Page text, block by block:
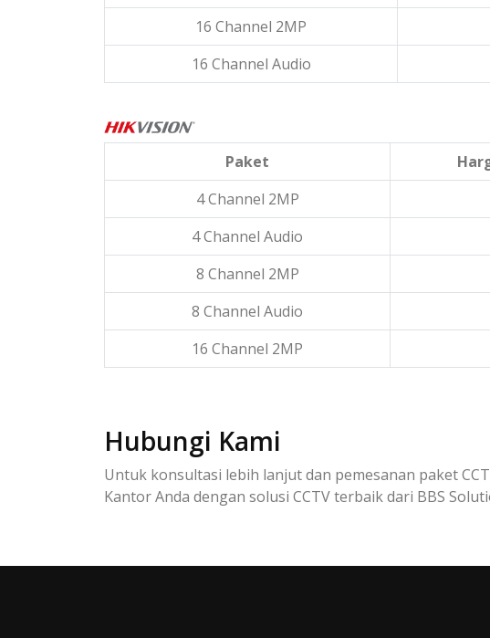
16 Channel 2MP
16 Channel Audio
Paket
4 Channel 2MP
4 Channel Audio
8 Channel 2MP
8 Channel Audio
16 Channel 2MP
Hubungi Kami
Untuk konsultasi lebih lanjut dan pemesanan paket
Kantor Anda dengan solusi CCTV terbaik dari BBS